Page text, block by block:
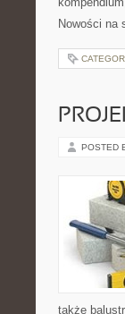
Nowości na
POSTED
także